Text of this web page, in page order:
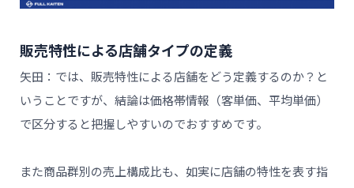
販売特性による店舗タイプの定義
矢田：では、販売特性による店舗をどう定義するのか？と
いうことですが、結論は価格帯情報（客単価、平均単価）
で区分すると把握しやすいのでおすすめです。
また商品群別の売上構成比も、如実に店舗の特性を表す指